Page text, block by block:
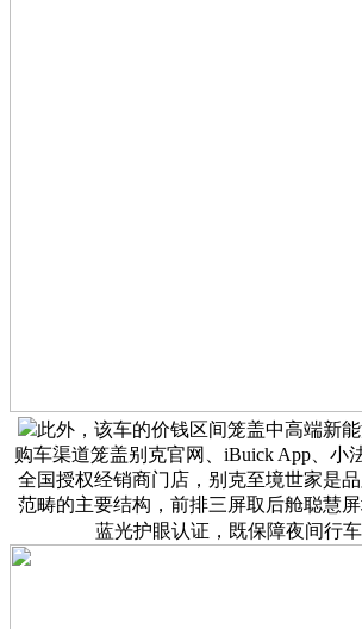
此外，该车的价钱区间笼盖中高端新能
购车渠道笼盖别克官网、iBuick App、小
全国授权经销商门店，别克至境世家是
范畴的主要结构，前排三屏取后舱聪慧
蓝光护眼认证，既保障夜间行车